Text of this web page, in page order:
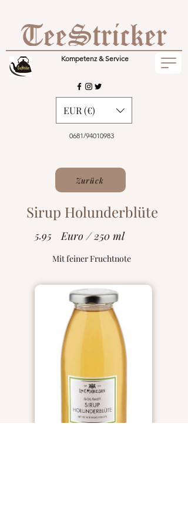
Kompetenz & Service
0681/94010983
EUR (€)
Zurück
Sirup Holunderblüte
5.95 Euro / 250 ml
Mit feiner Fruchtnote